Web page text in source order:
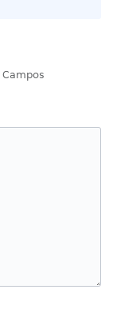
Campos